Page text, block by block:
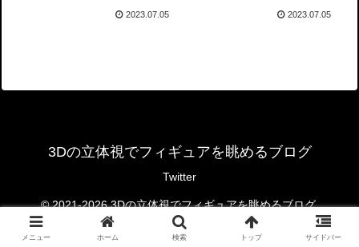
2023.07.05 2023.07.05
3Dの立体視でフィギュアを眺めるブログ
Twitter
© 2021-2026 3Dの立体視でフィギュアを眺めるブログ.
メニュー ホーム 検索 トップ サイドバー